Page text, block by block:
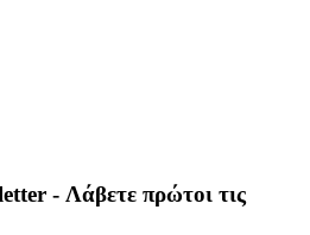
- Λάβετε πρώτοι τις